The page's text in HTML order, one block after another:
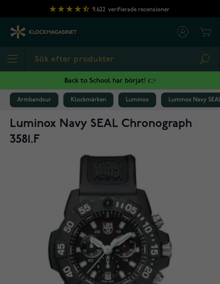
Hoppa till innehållet
9,622 verifierade recensioner
Back to School har börjat! 👉
Armbandsur Klockmärken Luminox Luminox Navy
Luminox Navy SEAL Chronograph
3581.F